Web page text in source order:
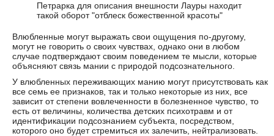
Петрарка для описания внешности Лауры находит
такой оборот "отблеск божественной красоты"
Влюбленные могут выражать свои ощущения по-другому,
могут не говорить о своих чувствах, однако они в любом
случае подтверждают своим поведением те мысли, которые
объясняют связь мании с природой подсознательного.
У влюбленных переживающих манию могут присутствовать как
все семь ее признаков, так и только некоторые из них, все
зависит от степени вовлеченности в болезненное чувство, то
есть от величины, количества детских психотравм и от
идентификации подсознанием субъекта, посредством,
которого оно будет стремиться их залечить, нейтрализовать.